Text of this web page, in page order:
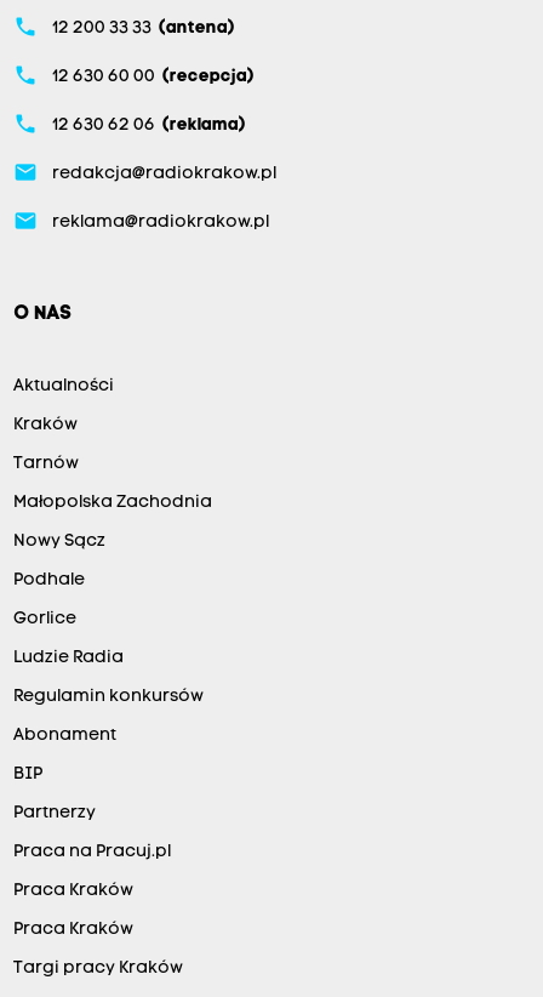
phone 12 200 33 33 (antena)
phone 12 630 60 00 (recepcja)
phone 12 630 62 06 (reklama)
email redakcja@radiokrakow.pl
email reklama@radiokrakow.pl
O NAS
Aktualności
Kraków
Tarnów
Małopolska Zachodnia
Nowy Sącz
Podhale
Gorlice
Ludzie Radia
Regulamin konkursów
Abonament
BIP
Partnerzy
Praca na Pracuj.pl
Praca Kraków
Praca Kraków
Targi pracy Kraków